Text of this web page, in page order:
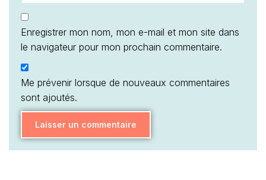
Enregistrer mon nom, mon e-mail et mon site dans
le navigateur pour mon prochain commentaire.
Me prévenir lorsque de nouveaux commentaires
sont ajoutés.